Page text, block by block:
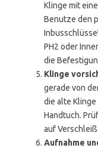
Klinge mit
Benutze den
PH2 oder
die
Klinge
gerade von
die alte Klinge
Handtuch.
auf Verschleiß.
Aufnahme